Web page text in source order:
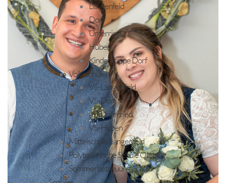
Längenfeld
Dorf
Unterried
Huben
Kinderkrippe Dorf
Volksschulen
VS-Längenfeld
VS-Dorf
VS-Unterried
VS-Huben
Mittelschule Längenfeld
Polytechnische Schule Ötztal
Sommerbetreuung 2026